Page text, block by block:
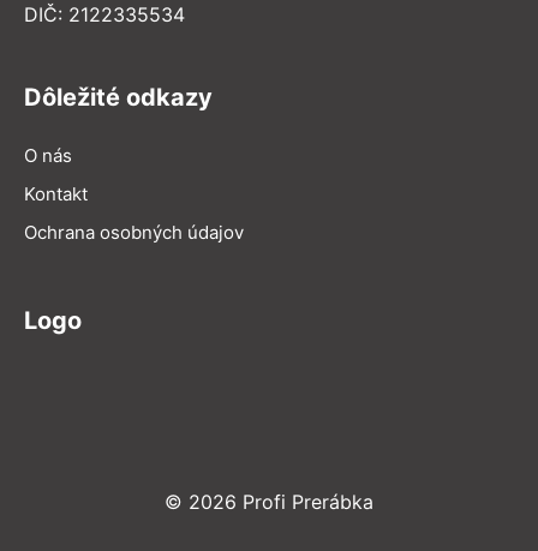
DIČ: 2122335534
Dôležité odkazy
O nás
Kontakt
Ochrana osobných údajov
Logo
© 2026 Profi Prerábka